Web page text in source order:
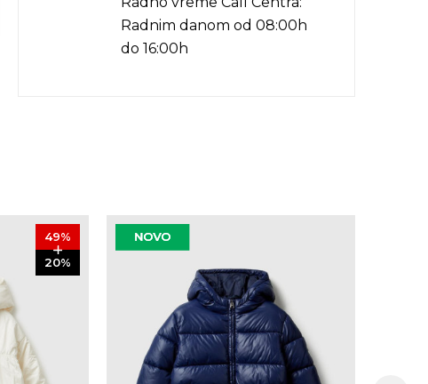
Radnim danom od 08:00h
do 16:00h
49%
20%